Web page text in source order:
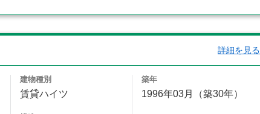
詳細を見る
建物種別
賃貸ハイツ
築年
1996年03月（築30年）